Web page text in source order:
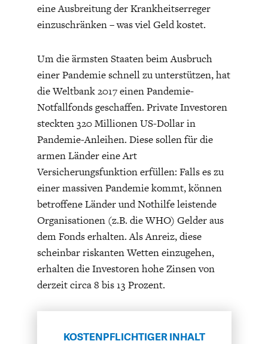
CIRCULAR ECONOMY
ENTWICKLUNGSPOLITIK
eine Ausbreitung der Krankheitserreger
einzuschränken – was viel Geld kostet.
Um die ärmsten Staaten beim Ausbruch
einer Pandemie schnell zu unterstützen, hat
die Weltbank 2017 einen Pandemie-
Notfallfonds geschaffen. Private Investoren
steckten 320 Millionen US-Dollar in
Pandemie-Anleihen. Diese sollen für die
armen Länder eine Art
Versicherungsfunktion erfüllen: Falls es zu
einer massiven Pandemie kommt, können
betroffene Länder und Nothilfe leistende
Organisationen (z.B. die WHO) Gelder aus
dem Fonds erhalten. Als Anreiz, diese
scheinbar riskanten Wetten einzugehen,
erhalten die Investoren hohe Zinsen von
derzeit circa 8 bis 13 Prozent.
KOSTENPFLICHTIGER INHALT